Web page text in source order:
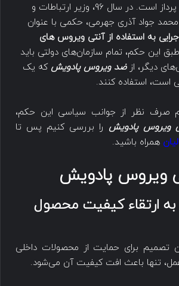
محصول شرکت امن پرداز است. در سال 96، وزیر ارتباطات و
جواد آذری جهرمی، حکمی با عنوان
به استفاده از آنتی ویروس های
طبق این حکم، تمام سازمان‌های دولتی باید
دیگر، ازضد ویروس پادویش که یک
است، استفاده کنند.
صرف نظر از جوانب سیاسی این حکم،
ویروس پادویش را بررسی کنیم پس تا
لیان همراه باشید.
ویروس پادویش
به ارتقاء کیفیت محصول
تصمیم برای حمایت از محصولات داخلی
تنها باعث افت کیفیت آن می‌شود.